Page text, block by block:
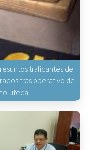
traficantes de
tras operativo de